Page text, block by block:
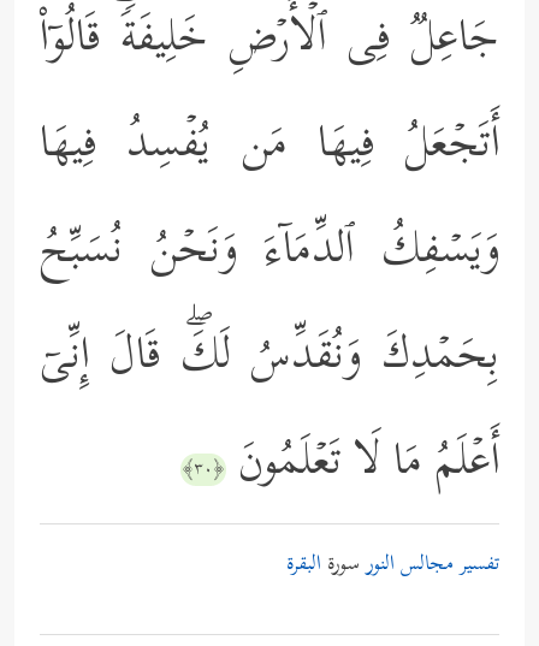
جَاعِلࣱ فِی ٱلۡأَرۡضِ خَلِیفَةࣰۖ قَالُوۤاْ
أَتَجۡعَلُ فِیهَا مَن یُفۡسِدُ فِیهَا
وَیَسۡفِكُ ٱلدِّمَاۤءَ وَنَحۡنُ نُسَبِّحُ
بِحَمۡدِكَ وَنُقَدِّسُ لَكَۖ قَالَ إِنِّیۤ
أَعۡلَمُ مَا لَا تَعۡلَمُونَ ﴿٣٠﴾
تفسير مجالس النورسورة البقرة